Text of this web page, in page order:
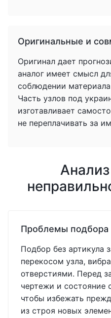
Оригинальные и
Оригинал дает
аналог имеет смысл
соблюдении
Часть узлов под
изготавливает
не переплачивать за
Проблемы подбора
Подбор без артикула
перекосом узла,
отверстиями. Перед
чертежи и состояние
чтобы избежать
из строя новых